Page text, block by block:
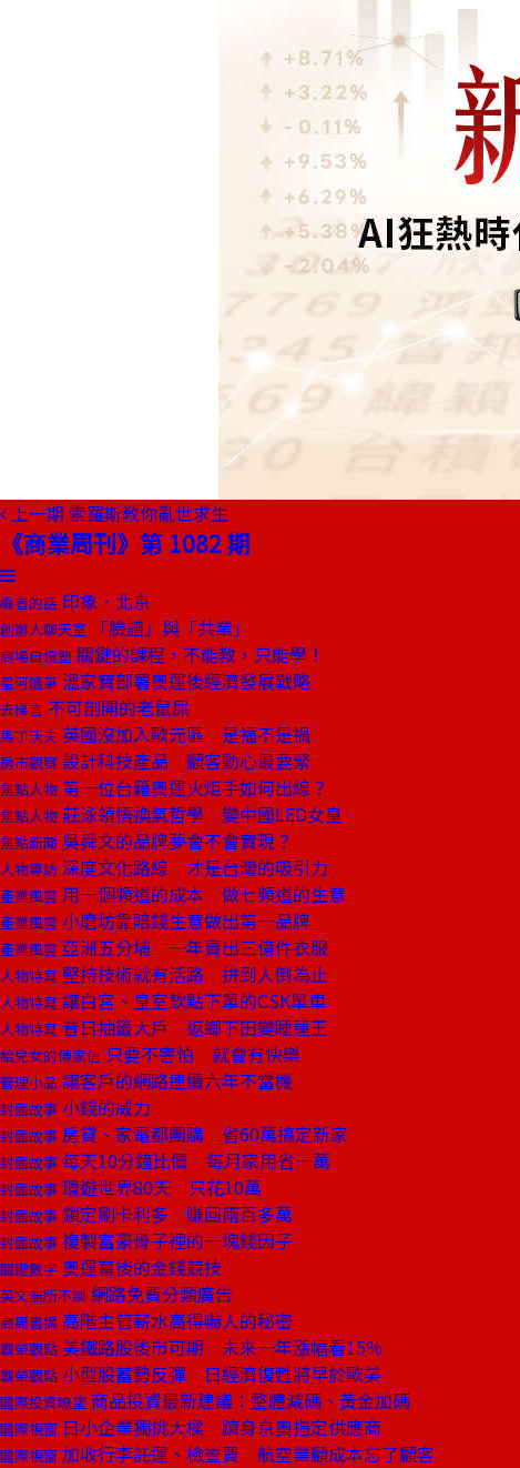
上一期 索羅斯教你亂世求生
《商業周刊》第 1082 期
編者的話 印象．北京
創辦人聊天室 「臉譜」與「共業」
商場自慢塾 關鍵的課程，不能教，只能學！
星河隨筆 溫家寶部署奧運後經濟發展戰略
去梯言 不可剖開的老鼠屎
馬丁沃夫 英國沒加入歐元區 是福不是禍
房市觀察 設計科技產品 顧客動心最要緊
焦點人物 第一位台籍奧運火炬手如何出線？
焦點人物 莊泳領悟換氣哲學 變中國LED女皇
焦點新聞 吳舜文的品牌夢會不會實現？
人物專訪 深度文化路線 才是台灣的吸引力
產業風雲 用一個頻道的成本 做七頻道的生意
產業風雲 小磨坊靠賠錢生意做出第一品牌
產業風雲 亞洲五分埔 一年賣出三億件衣服
人物特寫 堅持技術就有活路 拚到人倒為止
人物特寫 讓白宮、皇室欽點下單的CSK單車
人物特寫 昔日抽籤大戶 返鄉下田變睡蓮王
給兒女的傳家信 只要不害怕 就會有快樂
管理小品 讓客戶的網路連續六年不當機
封面故事 小錢的威力
封面故事 房貸、家電都團購 省60萬搞定新家
封面故事 每天10分鐘比價 每月家用省一萬
封面故事 環遊世界80天 只花10萬
封面故事 鎖定刷卡利多 賺回兩百多萬
封面故事 複製富豪骨子裡的一塊錢因子
關鍵數字 奧運幕後的金錢競技
英文無所不談 網路免費分類廣告
商周書摘 高階主管薪水高得嚇人的秘密
霸榮觀點 美鐵路股後市可期 未來一年漲幅看15％
霸榮觀點 小型股蓄勢反彈 日經濟復甦將早於歐美
國際投資瞭望 商品投資最新建議：整體減碼、黃金加碼
國際視窗 日小企業獨挑大樑 躋身京奧指定供應商
國際視窗 加收行李託運、檢查費 航空業顧成本忘了顧客